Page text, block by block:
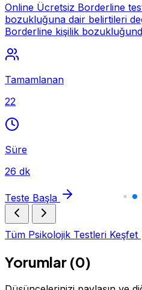
Online Ücretsiz Borderline
bozukluğuna dair belirtileri
Borderline kişilik
Tamamlanan
22
Süre
26 dk
Teste Başla
Tüm Psikolojik Testleri Keşfet
Yorumlar (0)